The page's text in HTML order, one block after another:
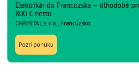
Elektrikár do Francúzska – dlhodobé
800 € netto
CHRISTAL s. r. o., Francúzsko
Pozri ponuku